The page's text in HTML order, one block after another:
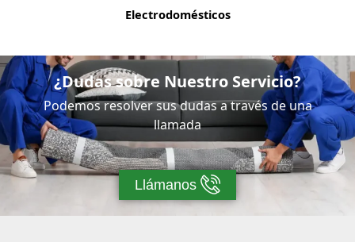
Electrodomésticos
¿Dudas sobre Nuestro Servicio?
Podemos resolver sus dudas a través de una
llamada
Llámanos